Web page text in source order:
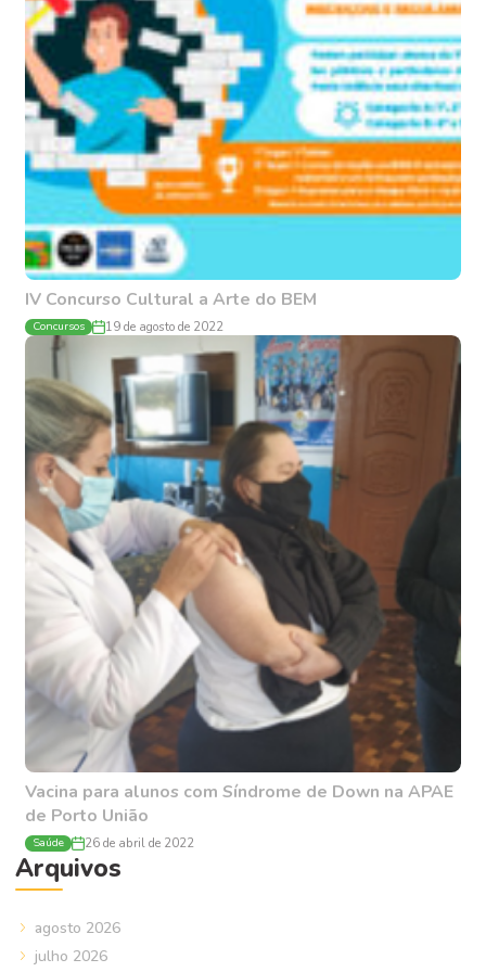
IV Concurso Cultural a Arte do BEM
Concursos 19 de agosto de 2022
Vacina para alunos com Síndrome de Down na APAE
de Porto União
Saúde 26 de abril de 2022
Arquivos
agosto 2026
julho 2026